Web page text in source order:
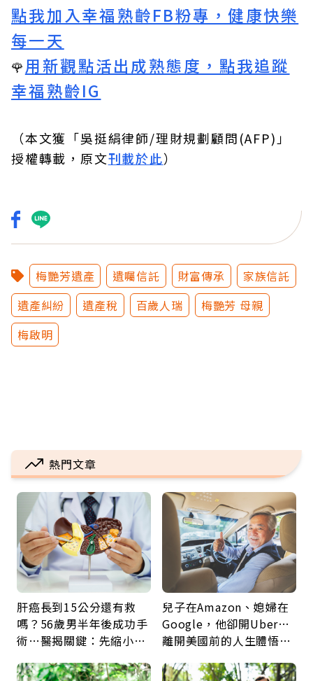
點我加入幸福熟齡FB粉專，健康快樂
每一天
🌹用新觀點活出成熟態度，點我追蹤
幸福熟齡IG
（本文獲「吳挺絹律師/理財規劃顧問(AFP)」
授權轉載，原文刊載於此）
梅艷芳遺產 遺囑信託 財富傳承
家族信託
遺產糾紛
遺產稅 百歲人瑞
梅艷芳 母親
梅啟明
熱門文章
肝癌長到15公分還有救
嗎？56歲男半年後成功手
術…醫揭關鍵：先縮小腫
兒子在Amazon、媳婦在
Google，他卻開Uber…
離開美國前的人生體悟：